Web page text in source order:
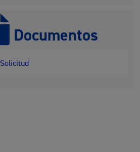
Documentos
Solicitud